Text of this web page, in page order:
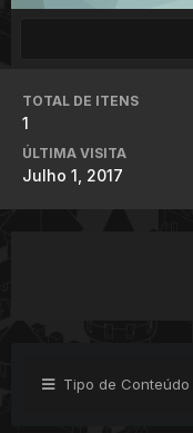
TOTAL DE ITENS
1
ÚLTIMA VISITA
Julho 1, 2017
Tipo de Conteúdo